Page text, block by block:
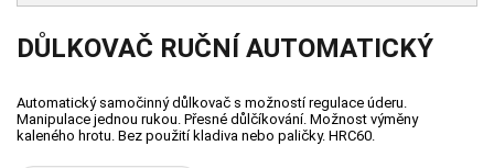
DŮLKOVAČ RUČNÍ AUTOMATICKÝ
Automatický samočinný důlkovač s možností regulace úderu.
Manipulace jednou rukou. Přesné důlčíkování. Možnost výměny
kaleného hrotu. Bez použití kladiva nebo paličky. HRC60.